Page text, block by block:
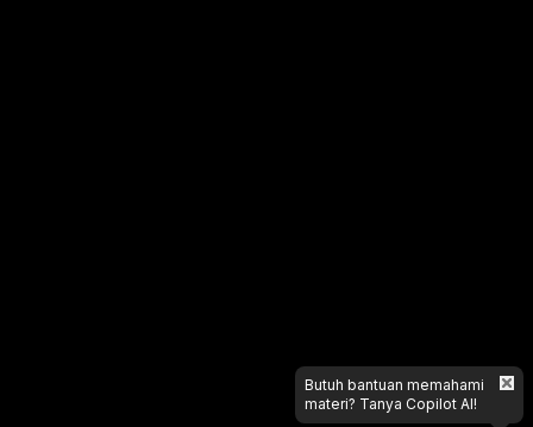
Butuh bantuan memahami
materi? Tanya Copilot AI!